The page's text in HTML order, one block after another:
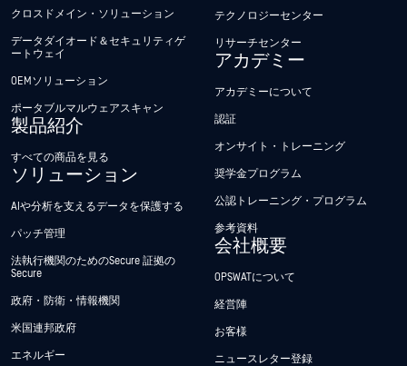
クロスドメイン・ソリューション
データダイオード＆セキュリティゲ
ートウェイ
OEMソリューション
ポータブルマルウェアスキャン
製品紹介
すべての商品を見る
ソリューション
AIや分析を支えるデータを保護する
パッチ管理
法執行機関のためのSecure 証拠の
Secure
政府・防衛・情報機関
米国連邦政府
エネルギー
テクノロジーセンター
リサーチセンター
アカデミー
アカデミーについて
認証
オンサイト・トレーニング
奨学金プログラム
公認トレーニング・プログラム
参考資料
会社概要
OPSWATについて
経営陣
お客様
ニュースレター登録